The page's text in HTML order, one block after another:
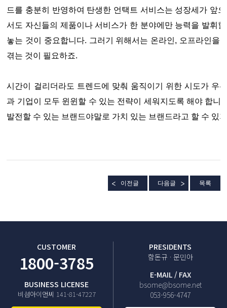
드를 충분히 반영하여 탄생한 언택트 서비스는 성장세가 앞
서도 자신들의 제품이나 서비스가 한 분야에만 능력을 발휘
놓는 것이 중요합니다. 그러기 위해서는 온라인, 오프라인을
겪는 것이 필요하죠.
시간이 걸리더라도 트렌드에 맞춰 움직이기 위한 시도가 우
과 기업이 모두 윈윈할 수 있는 전략이 세워지도록 해야 합니
발전할 수 있는 브랜드야말로 가치 있는 브랜드라고 할 수 있
이전글 다음글 목록
CUSTOMER
1800-3785
BUSINESS LICENSE
비섬아이앤씨 141-81-47227
PRESIDENTS
함돈규 · 문민아
E-MAIL / FAX
bsome@bsome.net
053-956-4747